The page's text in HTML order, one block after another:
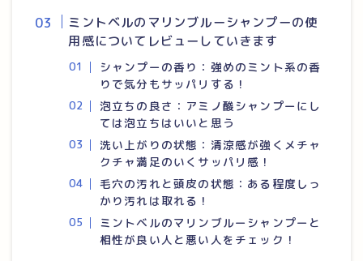
ミントベルのマリンブルーシャンプーの使
用感についてレビューしていきます
シャンプーの香り：強めのミント系の香
りで気分もサッパリする！
泡立ちの良さ：アミノ酸シャンプーにし
ては泡立ちはいいと思う
洗い上がりの状態：清涼感が強くメチャ
クチャ満足のいくサッパリ感！
毛穴の汚れと頭皮の状態：ある程度しっ
かり汚れは取れる！
ミントベルのマリンブルーシャンプーと
相性が良い人と悪い人をチェック！